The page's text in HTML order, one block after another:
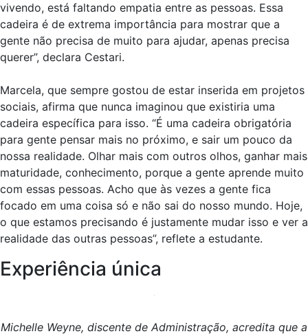
vivendo, está faltando empatia entre as pessoas. Essa
cadeira é de extrema importância para mostrar que a
gente não precisa de muito para ajudar, apenas precisa
querer”, declara Cestari.
Marcela, que sempre gostou de estar inserida em projetos
sociais, afirma que nunca imaginou que existiria uma
cadeira específica para isso. “É uma cadeira obrigatória
para gente pensar mais no próximo, e sair um pouco da
nossa realidade. Olhar mais com outros olhos, ganhar mais
maturidade, conhecimento, porque a gente aprende muito
com essas pessoas. Acho que às vezes a gente fica
focado em uma coisa só e não sai do nosso mundo. Hoje,
o que estamos precisando é justamente mudar isso e ver a
realidade das outras pessoas”, reflete a estudante.
Experiência única
Michelle Weyne, discente de Administração, acredita que a